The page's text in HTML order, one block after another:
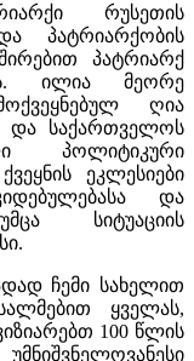
რუსეთის
პატრიარქობის
პატრიარქ
ილია მეორე
ღია
და საქართველოს
პოლიტიკური
ეკლესიები
და
სიტუაციის
ჩემი სახელით
ყველას,
100 წლის